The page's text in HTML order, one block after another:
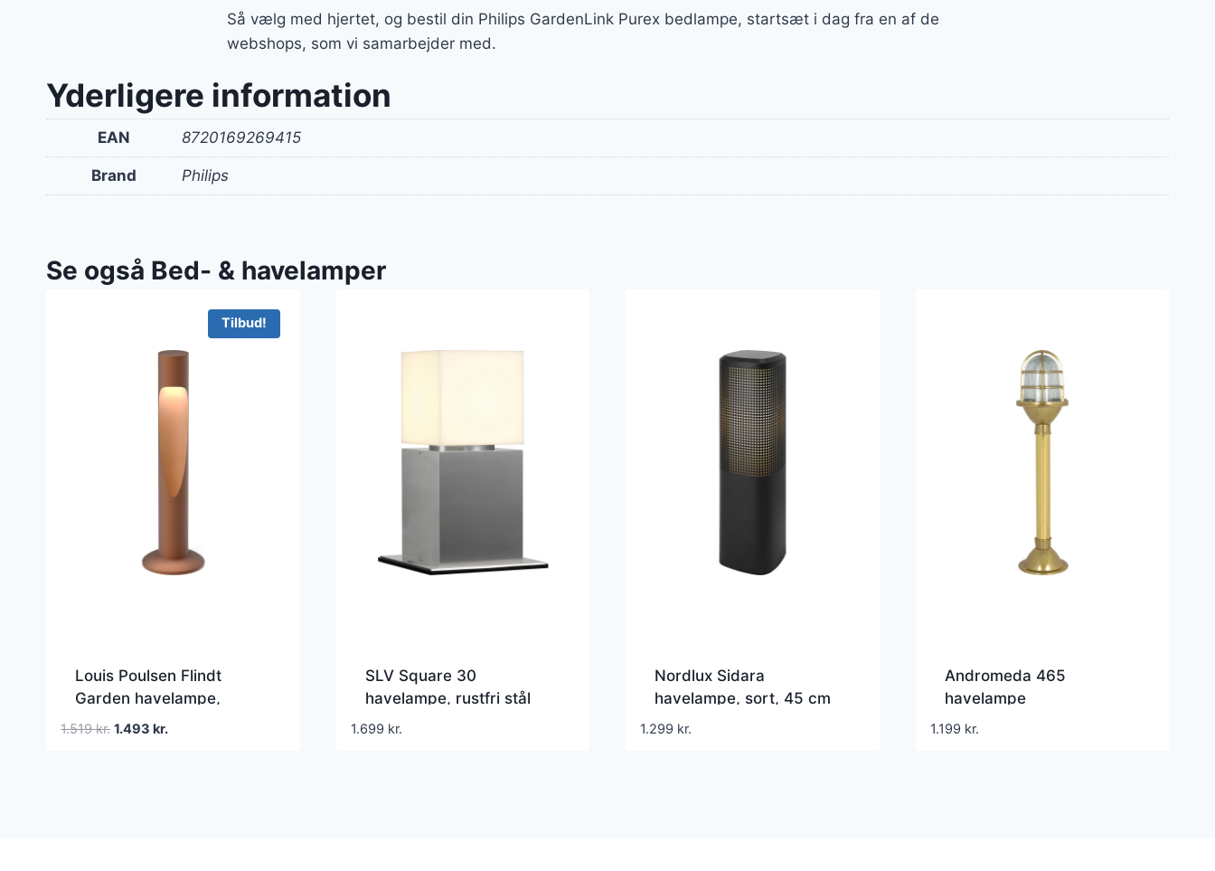
Så vælg med hjertet, og bestil din Philips GardenLink Purex bedlampe, startsæt i dag fra en af de
webshops, som vi samarbejder med.
Yderligere information
EAN 8720169269415
Brand Philips
Se også Bed- & havelamper
Tilbud!
Louis Poulsen Flindt
Garden havelampe,
3000K, spyd, corten, lav
1.519kr. Den
1.493 kr.
SLV Square 30
havelampe, rustfri stål
1.699 kr.
Nordlux Sidara
havelampe, sort, 45 cm
1.299 kr.
Andromeda 465
havelampe
1.199 kr.